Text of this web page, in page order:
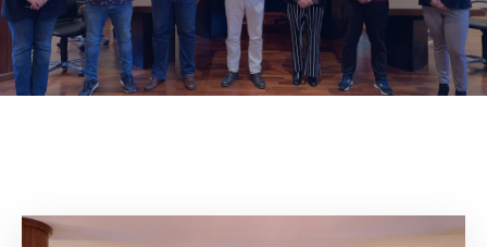
Contacto
Resoluciones